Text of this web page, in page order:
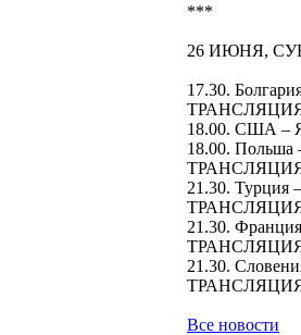
***
26 ИЮНЯ,
17.30.
18.00. США –
18.00.
21.30.
21.30.
21.30.
Все новости